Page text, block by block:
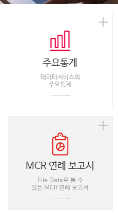
주요통계
데이터서비스의
주요통계
MCR 연례 보고서
File Data로 볼 수
있는 MCR 연례 보고서